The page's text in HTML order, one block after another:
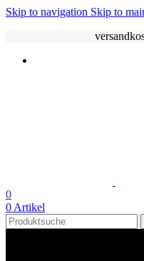
Skip to navigation Skip to
0
0 Artikel